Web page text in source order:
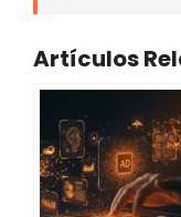
Artículos